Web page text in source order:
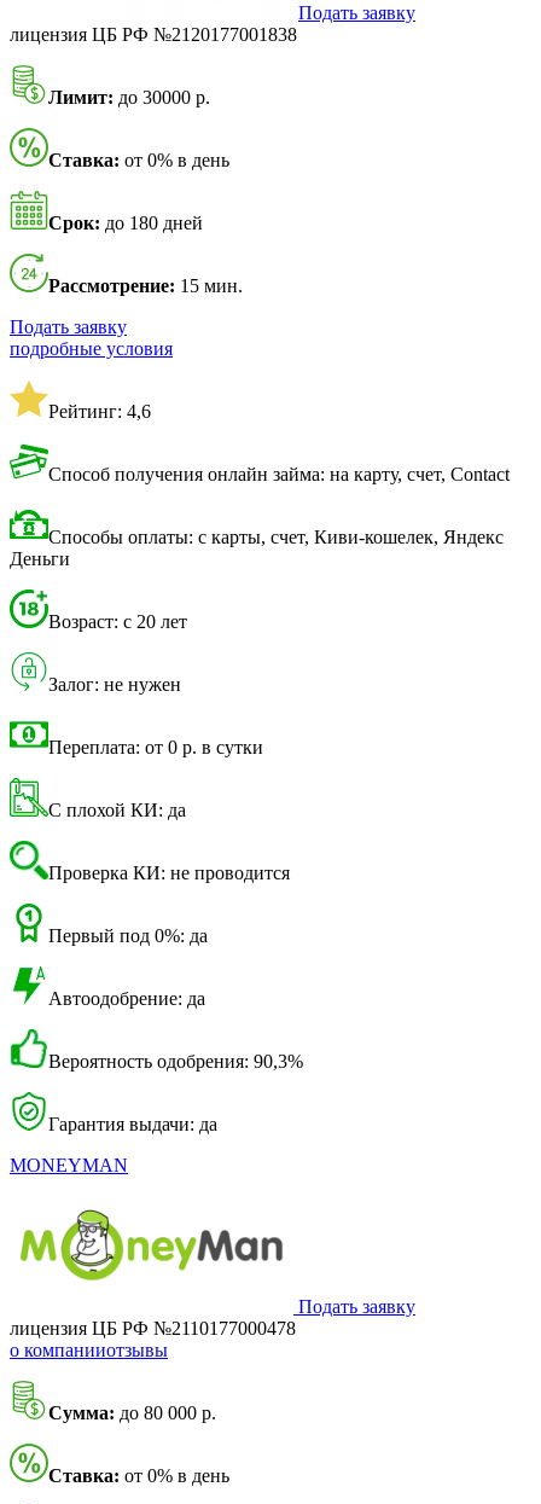
Подать заявку
лицензия ЦБ РФ №2120177001838
Лимит: до 30000 р.
Ставка: от 0% в день
Срок: до 180 дней
Рассмотрение: 15 мин.
Подать заявку
подробные условия
Рейтинг: 4,6
Способ получения онлайн займа: на карту, счет, Contact
Способы оплаты: с карты, счет, Киви-кошелек, Яндекс
Деньги
Возраст: с 20 лет
Залог: не нужен
Переплата: от 0 р. в сутки
С плохой КИ: да
Проверка КИ: не проводится
Первый под 0%: да
Автоодобрение: да
Вероятность одобрения: 90,3%
Гарантия выдачи: да
MONEYMAN
Подать заявку
лицензия ЦБ РФ №2110177000478
о компанииотзывы
Сумма: до 80 000 р.
Ставка: от 0% в день